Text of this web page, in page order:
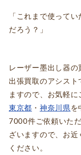
「これまで使って
だろう？」
レーザー墨出し器の
出張買取のアシスト
ますので、お気軽に
東京都 ・ 神奈川県 を
7000件ご依頼いた
ざいますので、お近
ください。